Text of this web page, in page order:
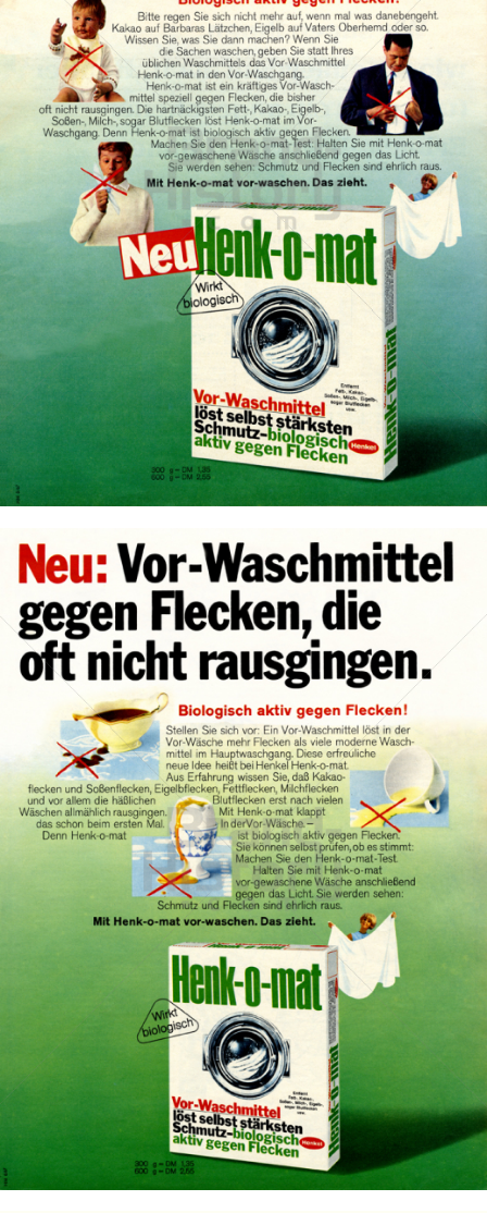
Henk-o-mat
Henkel Central Eastern Europe GmbH
1967
Henk-o-mat
Henkel Central Eastern Europe GmbH
1967
Bild-ID: 13583